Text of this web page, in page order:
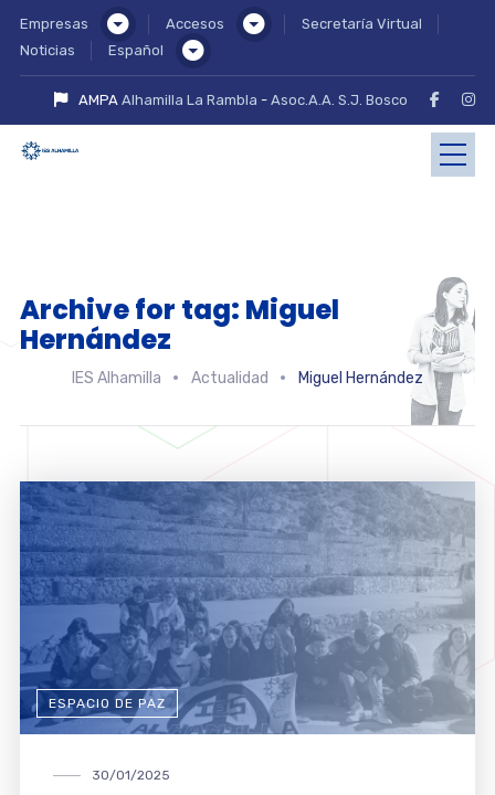
Empresas Accesos
Secretaría Virtual
Noticias
Español
AMPAAlhamilla La Rambla -Asoc.A.A. S.J. Bosco
Archive for tag: Miguel
Hernández
IES Alhamilla Actualidad Miguel Hernández
ESPACIO DE PAZ
30/01/2025